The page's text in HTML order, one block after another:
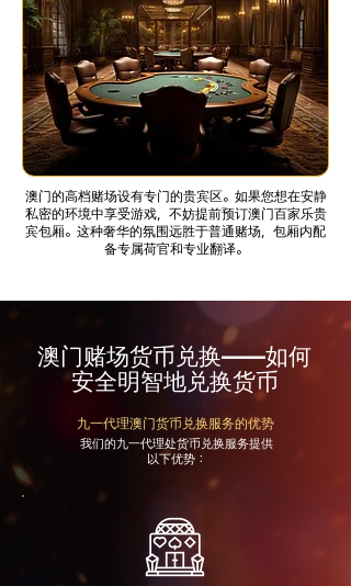
澳门的高档赌场设有专门的贵宾区。如果您想在安静
私密的环境中享受游戏，不妨提前预订澳门百家乐贵
宾包厢。这种奢华的氛围远胜于普通赌场，包厢内配
备专属荷官和专业翻译。
澳门赌场货币兑换——如何
安全明智地兑换货币
九一代理澳门货币兑换服务的优势
我们的九一代理处货币兑换服务提供
以下优势：